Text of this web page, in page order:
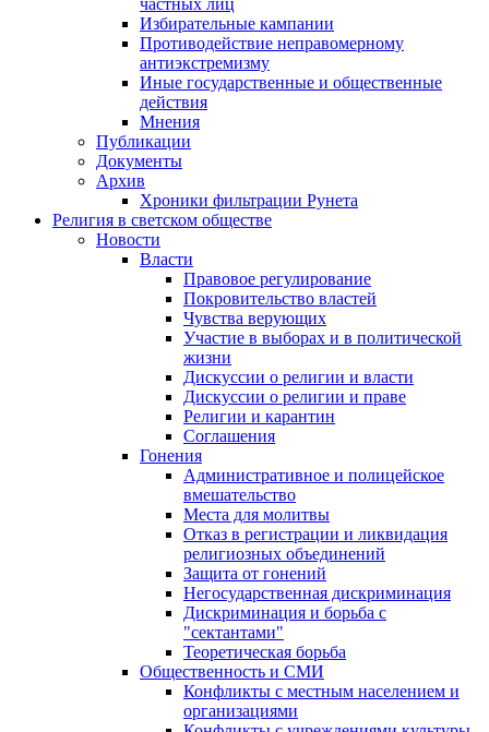
частных лиц
Избирательные кампании
Противодействие неправомерному
антиэкстремизму
Иные государственные и общественные
действия
Мнения
Публикации
Документы
Архив
Хроники фильтрации Рунета
Религия в светском обществе
Новости
Власти
Правовое регулирование
Покровительство властей
Чувства верующих
Участие в выборах и в политической
жизни
Дискуссии о религии и власти
Дискуссии о религии и праве
Религии и карантин
Соглашения
Гонения
Административное и полицейское
вмешательство
Места для молитвы
Отказ в регистрации и ликвидация
религиозных объединений
Защита от гонений
Негосударственная дискриминация
Дискриминация и борьба с
"сектантами"
Теоретическая борьба
Общественность и СМИ
Конфликты с местным населением и
организациями